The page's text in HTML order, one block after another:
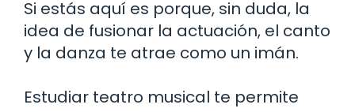
Si estás aquí es porque, sin duda, la
idea de fusionar la actuación, el canto
y la danza te atrae como un imán.
Estudiar teatro musical te permite